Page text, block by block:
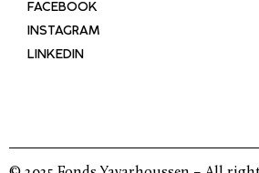
FACEBOOK
INSTAGRAM
LINKEDIN